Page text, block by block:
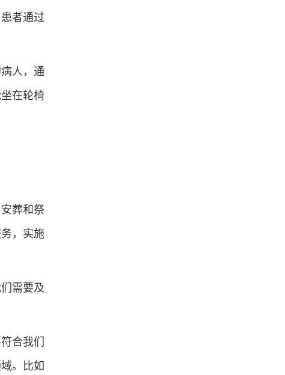
者通过
人，通
在轮椅
葬和祭
，实施
需要及
合我们
。比如